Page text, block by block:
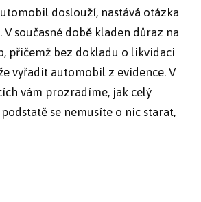
doslouží, nastává otázka
současné době kladen důraz na
přičemž bez dokladu o likvidaci
vyřadit automobil z evidence. V
vám prozradíme, jak celý
se nemusíte o nic starat,